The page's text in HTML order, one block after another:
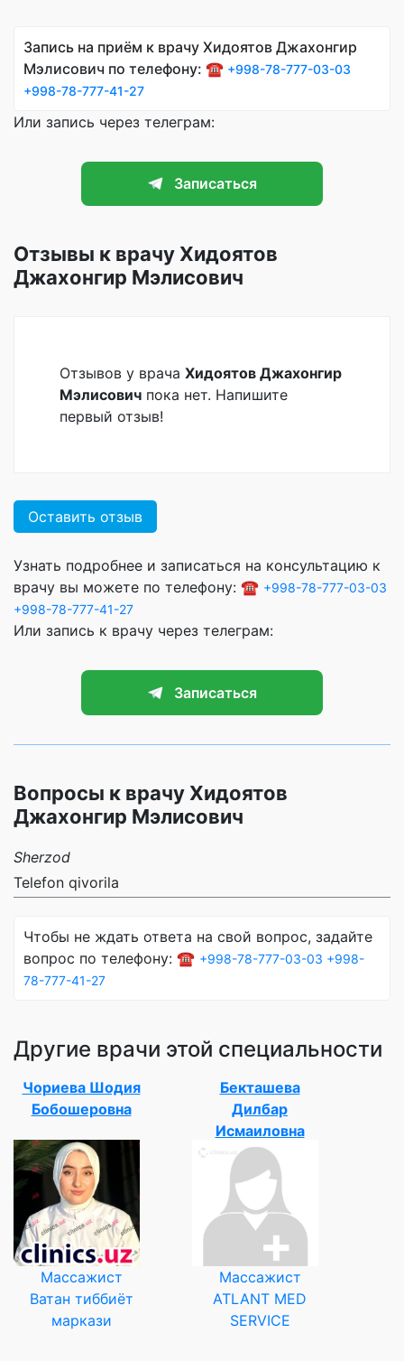
Запись на приём к врачу Хидоятов Джахонгир
Мэлисович по телефону: ☎️ +998-78-777-03-03
+998-78-777-41-27
Или запись через телеграм:
Записаться
Отзывы к врачу Хидоятов
Джахонгир Мэлисович
Отзывов у врача Хидоятов Джахонгир
Мэлисович пока нет. Напишите
первый отзыв!
Оставить отзыв
Узнать подробнее и записаться на консультацию к
врачу вы можете по телефону: ☎️ +998-78-777-03-03
+998-78-777-41-27
Или запись к врачу через телеграм:
Записаться
Вопросы к врачу Хидоятов
Джахонгир Мэлисович
Sherzod
Telefon qivorila
Чтобы не ждать ответа на свой вопрос, задайте
вопрос по телефону: ☎️ +998-78-777-03-03 +998-
78-777-41-27
Другие врачи этой специальности
Чориева Шодия
Бобошеровна
Массажист
Ватан тиббиёт
маркази
Бекташева
Дилбар
Исмаиловна
Массажист
ATLANT MED
SERVICE